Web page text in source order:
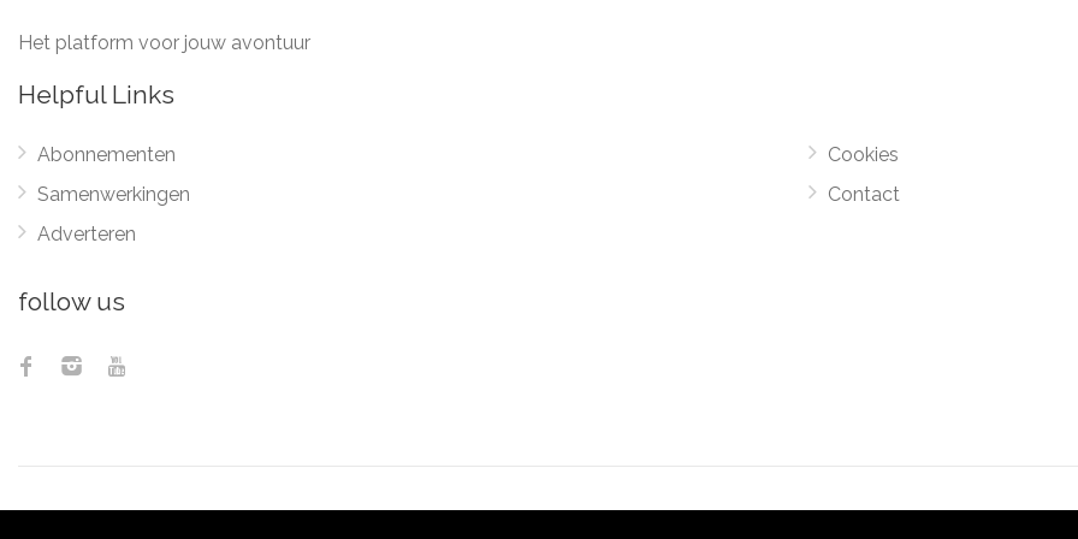
Het platform voor jouw avontuur
Helpful Links
Abonnementen
Samenwerkingen
Adverteren
Cookies
Contact
follow us